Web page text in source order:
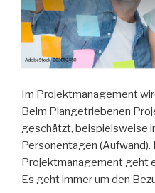
Im Projektmanagement
Beim Plangetriebenen
geschätzt, beispielsweise
Personentagen (Aufwand).
Projektmanagement geht
Es geht immer um den